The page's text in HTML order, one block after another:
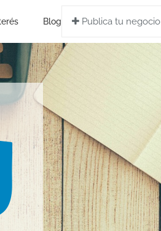
Publica tu negocio
Blog